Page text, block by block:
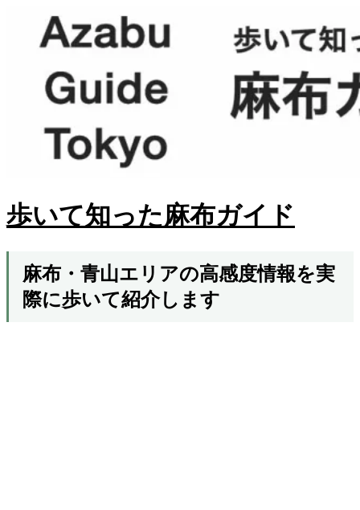
歩いて知った麻布ガイド
麻布・青山エリアの高感度情報を実
際に歩いて紹介します